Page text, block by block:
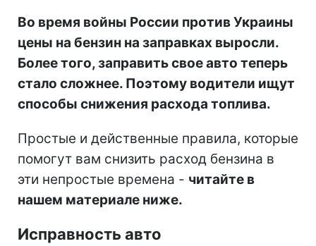
Во время войны России против Украины
цены на бензин на заправках выросли.
Более того, заправить свое авто теперь
стало сложнее. Поэтому водители ищут
способы снижения расхода топлива.
Простые и действенные правила, которые
помогут вам снизить расход бензина в
эти непростые времена - читайте в
нашем материале ниже.
Исправность авто